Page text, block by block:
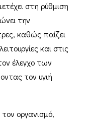
στη ρύθμιση
την
καθώς παίζει
και στις
έλεγχο των
τον υγιή
οργανισμό,